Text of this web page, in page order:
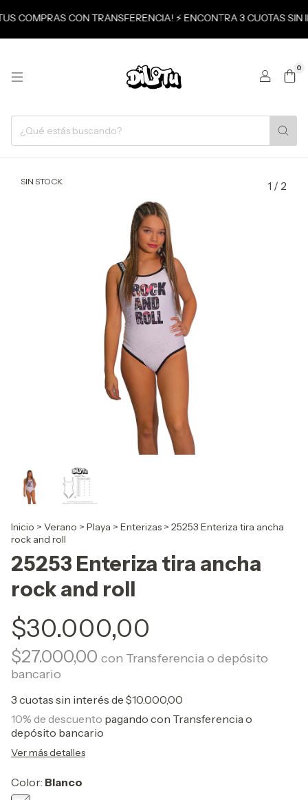
COMPRAS CON TRANSFERENCIA! ⚡ ENCONTRA 3 CUOTAS SIN
0
SIN STOCK 1 / 2
Inicio > Verano > Playa > Enterizas > 25253 Enteriza tira ancha
rock and roll
25253 Enteriza tira ancha
rock and roll
$30.000,00
$27.000,00 con Transferencia o depósito
bancario
3 cuotas sin interés de $10.000,00
10% de descuento pagando con Transferencia o
depósito bancario
Ver más detalles
Color: Blanco